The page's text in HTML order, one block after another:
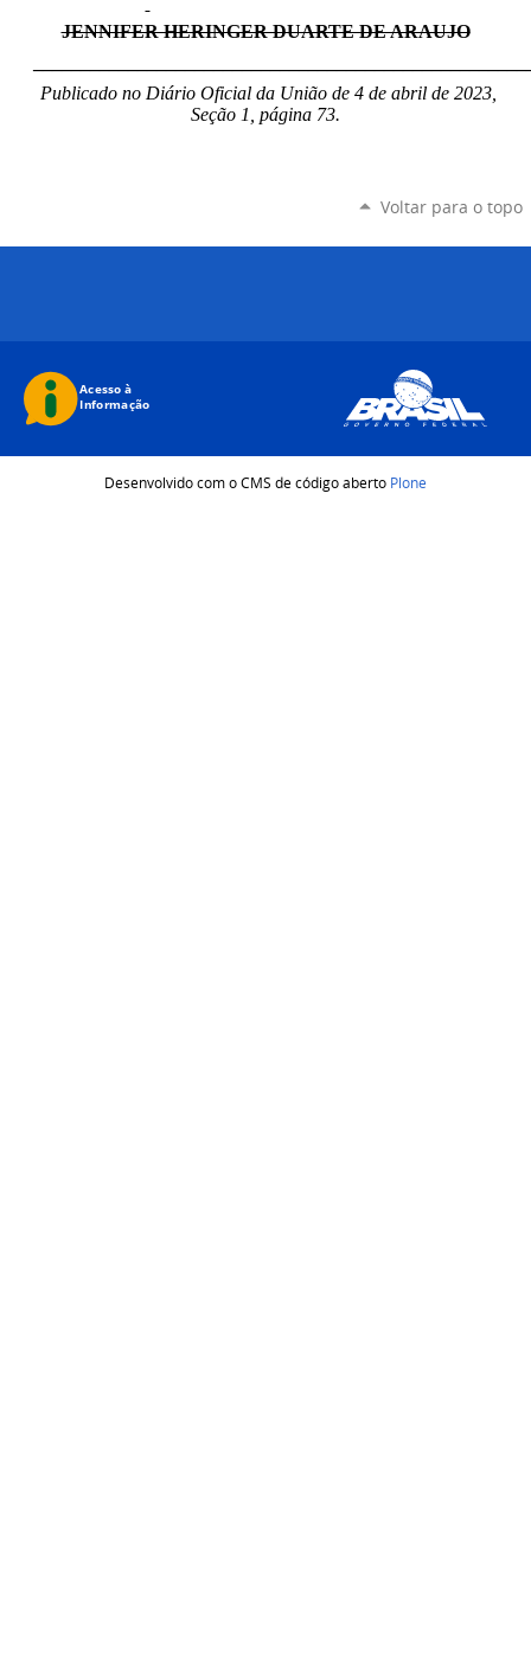
JENNIFER HERINGER DUARTE DE ARAUJO
Publicado no Diário Oficial da União de 4 de abril de 2023,
Seção 1, página 73.
Voltar para o topo
Desenvolvido com o CMS de código aberto Plone